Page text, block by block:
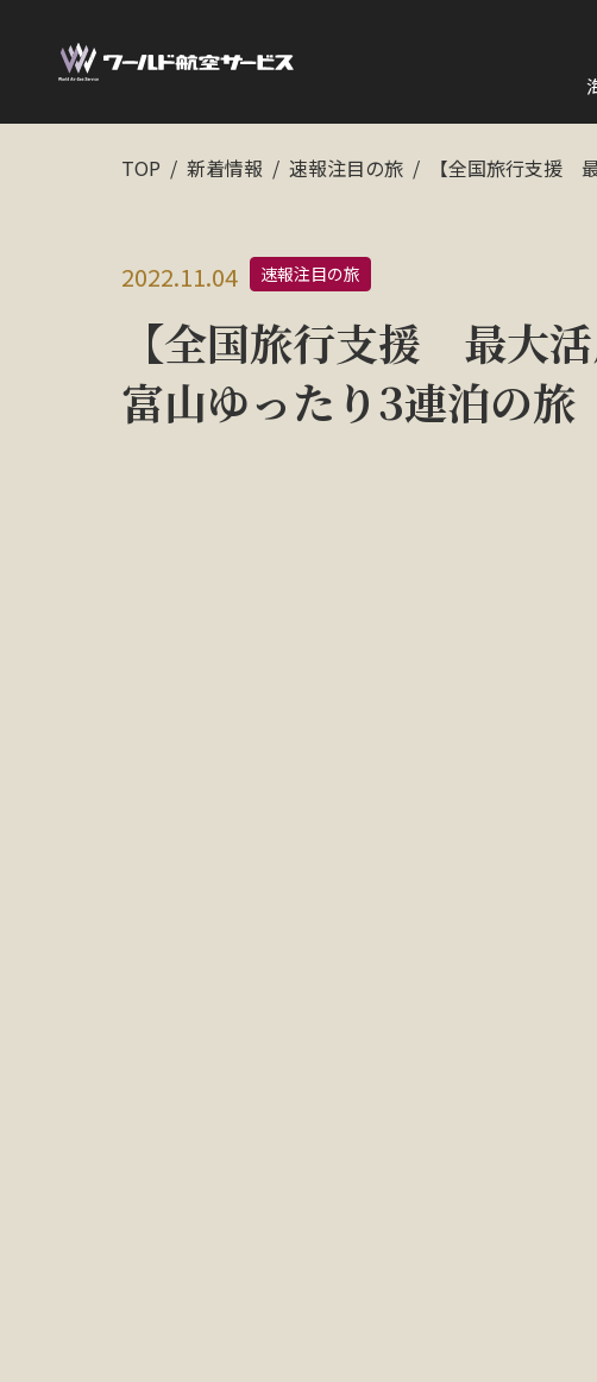
TOP 新着情報 速報注目の旅 【全国旅行支援
2022.11.04 速報注目の旅
【全国旅行支援 最大
富山ゆったり3連泊の旅